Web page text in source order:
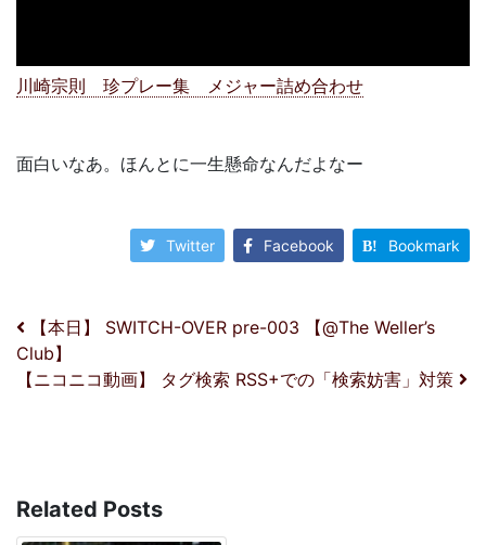
川崎宗則 珍プレー集 メジャー詰め合わせ
面白いなあ。ほんとに一生懸命なんだよなー
Twitter Facebook Bookmark
投稿ナビゲーション
【本日】 SWITCH-OVER pre-003 【@The Weller’s
Club】
【ニコニコ動画】 タグ検索 RSS+での「検索妨害」対策
Related Posts